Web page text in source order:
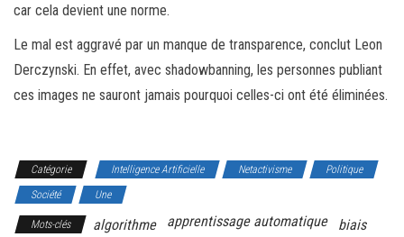
car cela devient une norme.
Le mal est aggravé par un manque de transparence, conclut Leon
Derczynski. En effet, avec shadowbanning, les personnes publiant
ces images ne sauront jamais pourquoi celles-ci ont été éliminées.
Catégorie Intelligence Artificielle Netactivisme
Politique
Société
Une
Mots-clés algorithme apprentissage automatique
biais